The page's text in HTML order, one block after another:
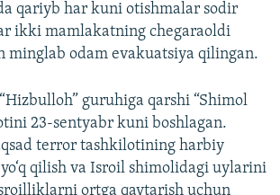
qariyb har kuni otishmalar sodir
ikki mamlakatning chegaraoldi
minglab odam evakuatsiya qilingan.
guruhiga qarshi “Shimol
23-sentyabr kuni boshlagan.
terror tashkilotining harbiy
qilish va Isroil shimolidagi uylarini
ortga qaytarish uchun